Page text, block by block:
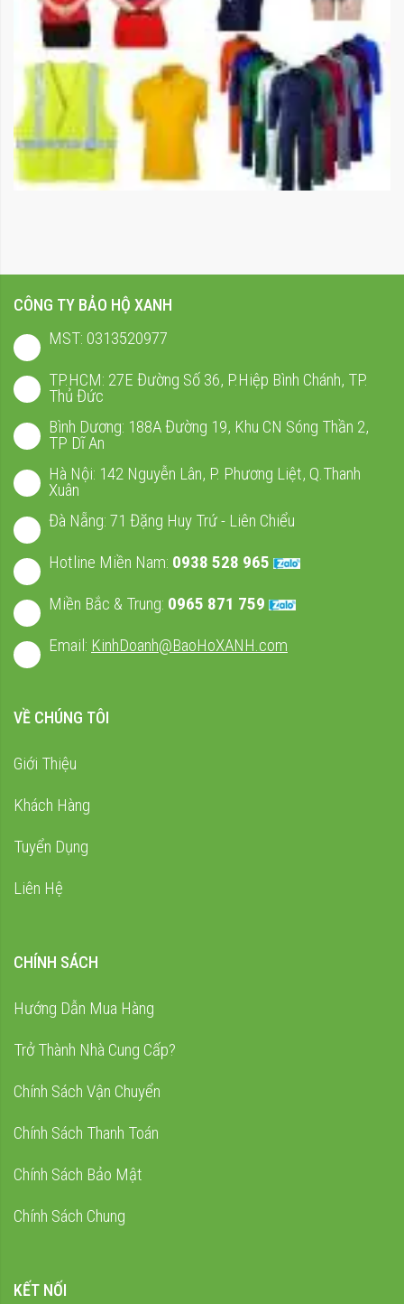
CÔNG TY BẢO HỘ XANH
MST: 0313520977
TP.HCM: 27E Đường Số 36, P.Hiệp Bình Chánh, TP.
Thủ Đức
Bình Dương: 188A Đường 19, Khu CN Sóng Thần 2,
TP Dĩ An
Hà Nội: 142 Nguyễn Lân, P. Phương Liệt, Q.Thanh
Xuân
Đà Nẵng: 71 Đặng Huy Trứ - Liên Chiểu
Hotline Miền Nam: 0938 528 965
Miền Bắc & Trung: 0965 871 759
Email: KinhDoanh@BaoHoXANH.com
VỀ CHÚNG TÔI
Giới Thiệu
Khách Hàng
Tuyển Dụng
Liên Hệ
CHÍNH SÁCH
Hướng Dẫn Mua Hàng
Trở Thành Nhà Cung Cấp?
Chính Sách Vận Chuyển
Chính Sách Thanh Toán
Chính Sách Bảo Mật
Chính Sách Chung
KẾT NỐI